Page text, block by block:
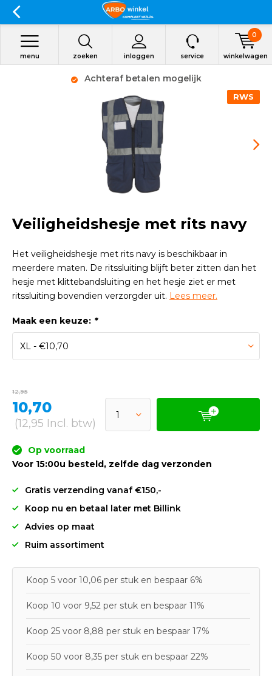
zoeken inloggen
menu service winkelwagen
0
Achteraf betalen mogelijk
RWS
Veiligheidshesje met rits navy
Het veiligheidshesje met rits navy is beschikbaar in
meerdere maten. De ritssluiting blijft beter zitten dan het
hesje met klittebandsluiting en het hesje ziet er met
ritssluiting bovendien verzorgder uit. Lees meer.
Maak een keuze: *
12,95
10,70
(12,95 Incl. btw)
Op voorraad
Voor 15:00u besteld, zelfde dag verzonden
Gratis verzending vanaf €150,-
Koop nu en betaal later met Billink
Advies op maat
Ruim assortiment
Koop 5 voor 10,06 per stuk en bespaar 6%
Koop 10 voor 9,52 per stuk en bespaar 11%
Koop 25 voor 8,88 per stuk en bespaar 17%
Koop 50 voor 8,35 per stuk en bespaar 22%